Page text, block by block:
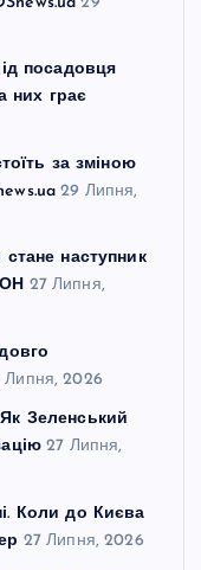
посадовця
них грає
за зміною
29 Липня,
стане наступник
27 Липня,
Липня, 2026
Зеленський
27 Липня,
Коли до Києва
27 Липня, 2026